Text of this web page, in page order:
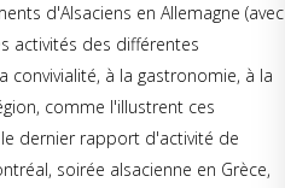
d'Alsaciens en Allemagne (avec
activités des différentes
à la gastronomie, à la
comme l'illustrent ces
dernier rapport d'activité de
soirée alsacienne en Grèce,